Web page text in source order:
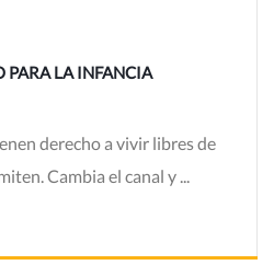
PARA LA INFANCIA
derecho a vivir libres de
Cambia el canal y ...